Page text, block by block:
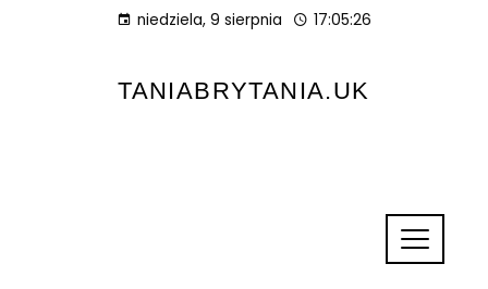
niedziela, 9 sierpnia 17:05:27
TANIABRYTANIA.UK